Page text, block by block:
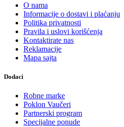
O nama
Informacije o dostavi i plaćanju
Politika privatnosti
Pravila i uslovi korišćenja
Kontaktirate nas
Reklamacije
Mapa sajta
Dodaci
Robne marke
Poklon Vaučeri
Partnerski program
Specijalne ponude